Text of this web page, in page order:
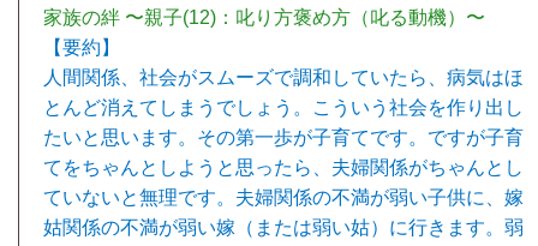
家族の絆 〜親子(12)：叱り方褒め方（叱る動機）〜
【要約】
人間関係、社会がスムーズで調和していたら、病気はほ
とんど消えてしまうでしょう。こういう社会を作り出し
たいと思います。その第一歩が子育てです。ですが子育
てをちゃんとしようと思ったら、夫婦関係がちゃんとし
ていないと無理です。夫婦関係の不満が弱い子供に、嫁
姑関係の不満が弱い嫁（または弱い姑）に行きます。弱